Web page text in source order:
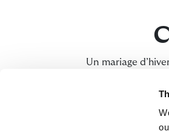
Un mariage
Allumez des